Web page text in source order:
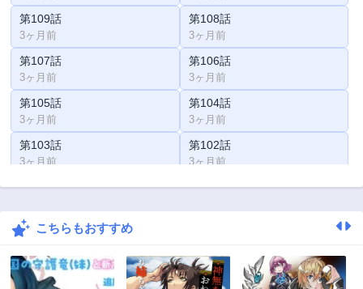
第109話
3ヶ月前
第108話
3ヶ月前
第107話
3ヶ月前
第106話
3ヶ月前
第105話
3ヶ月前
第104話
3ヶ月前
第103話
3ヶ月前
第102話
3ヶ月前
第101話 第100話
第99話
第97話
こちらもおすすめ